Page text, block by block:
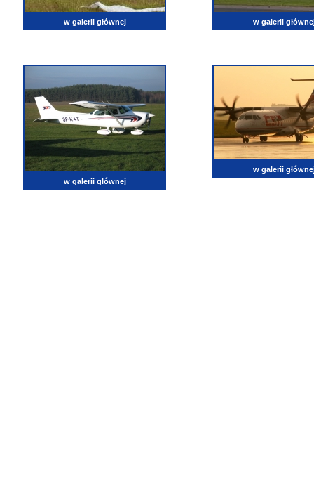
w galerii głównej w galerii
w galerii głównej
w galerii